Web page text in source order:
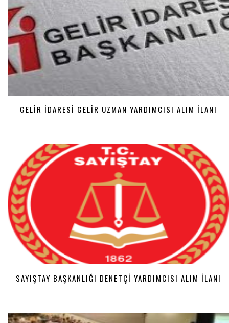
GELIR İDARESI GELIR UZMAN YARDIMCISI ALIM İLANI
SAYIŞTAY BAŞKANLIĞI DENETÇI YARDIMCISI ALIM İLANI